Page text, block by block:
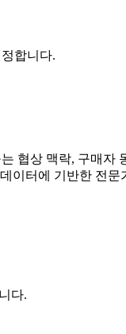
합니다.
협상 맥락, 구매자
이터에 기반한 전
다.